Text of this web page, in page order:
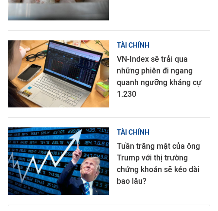
TÀI CHÍNH
VN-Index sẽ trải qua
những phiên đi ngang
quanh ngưỡng kháng cự
1.230
TÀI CHÍNH
Tuần trăng mật của ông
Trump với thị trường
chứng khoán sẽ kéo dài
bao lâu?